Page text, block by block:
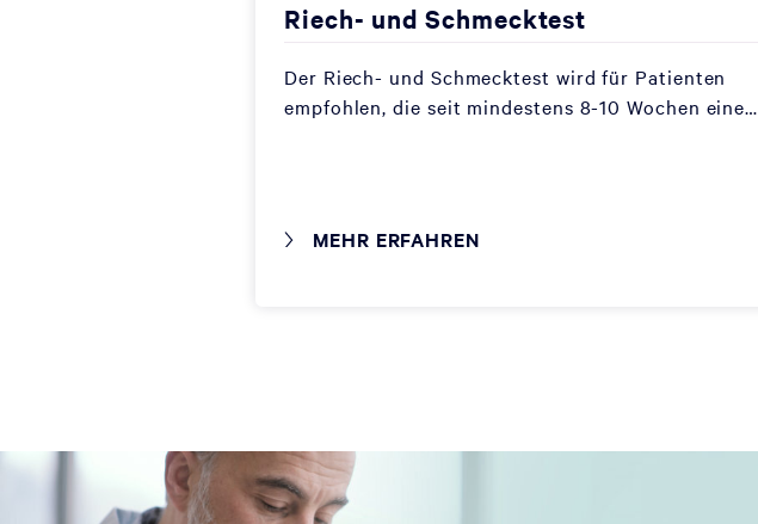
Riech- und Schmecktest
Der Riech- und Schmecktest wird für Patienten
empfohlen, die seit mindestens 8-10 Wochen eine…
MEHR ERFAHREN